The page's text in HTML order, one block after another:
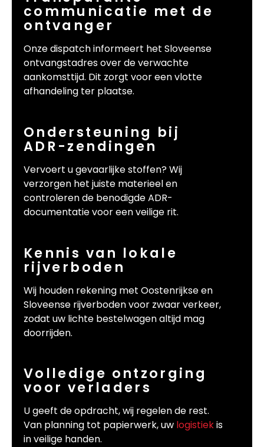
communicatie met de
ontvanger
Onze dispatch informeert het Sloveense
ontvangstadres over de verwachte
aankomsttijd. Dit zorgt voor een vlotte
afhandeling ter plaatse.
Ondersteuning bij
ADR-zendingen
Vervoert u gevaarlijke stoffen? Wij
verzorgen het juiste materieel en
controleren de benodigde ADR-
documentatie voor een veilige rit.
Kennis van lokale
rijverboden
Wij houden rekening met Oostenrijkse en
Sloveense rijverboden voor zwaar verkeer,
zodat uw lichte bestelwagen altijd mag
doorrijden.
Volledige ontzorging
voor verladers
U geeft de opdracht, wij regelen de rest.
Van planning tot papierwerk, uw logistiekis
in veilige handen.